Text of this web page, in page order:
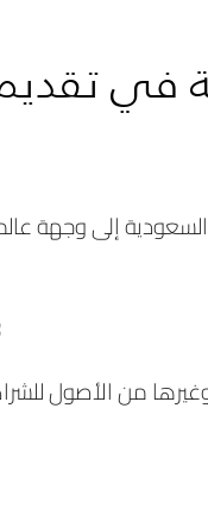
في
إلى وجهة
فرص